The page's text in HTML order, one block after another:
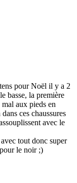
pour Noël il y a 2
basse, la première
aux pieds en
ces chaussures
avec le
tout donc super
le noir ;)